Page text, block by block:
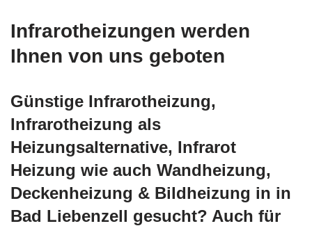
Infrarotheizungen werden
Ihnen von uns geboten
Günstige Infrarotheizung,
Infrarotheizung als
Heizungsalternative, Infrarot
Heizung wie auch Wandheizung,
Deckenheizung & Bildheizung in in
Bad Liebenzell gesucht? Auch für